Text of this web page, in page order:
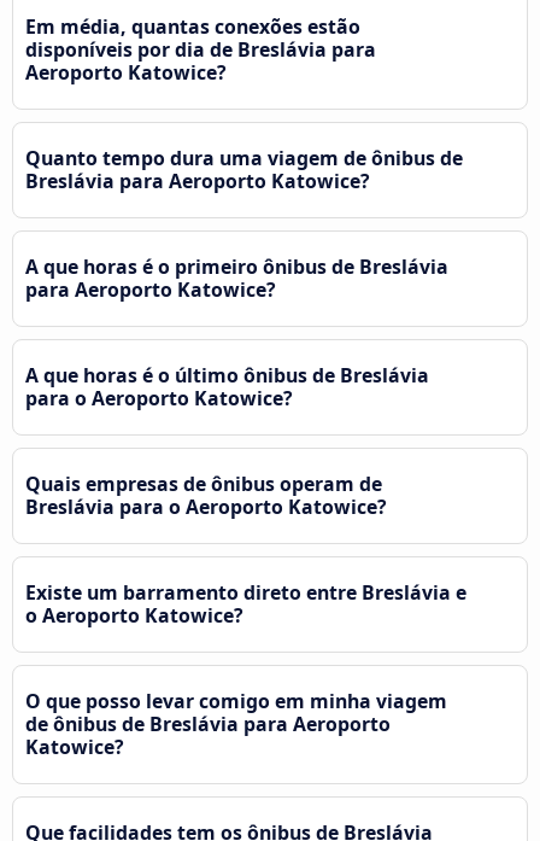
Em média, quantas conexões estão
disponíveis por dia de Breslávia para
Aeroporto Katowice?
Quanto tempo dura uma viagem de ônibus de
Breslávia para Aeroporto Katowice?
A que horas é o primeiro ônibus de Breslávia
para Aeroporto Katowice?
A que horas é o último ônibus de Breslávia
para o Aeroporto Katowice?
Quais empresas de ônibus operam de
Breslávia para o Aeroporto Katowice?
Existe um barramento direto entre Breslávia e
o Aeroporto Katowice?
O que posso levar comigo em minha viagem
de ônibus de Breslávia para Aeroporto
Katowice?
Que facilidades tem os ônibus de Breslávia